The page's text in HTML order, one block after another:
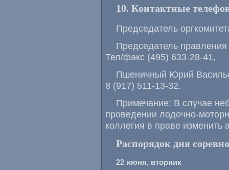
10. Контактные
Председатель
Председатель
Тел/факс (495) 633-28-41,
Пшеничный Юрий
8 (917) 511-13-32.
Примечание: В случае
проведении лодочно-
коллегия в праве
Распорядок дня
22 июня, вторник